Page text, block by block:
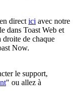
direct ici avec notre
dans Toast Web et
droite de chaque
Now.
le support,
" ou allez à